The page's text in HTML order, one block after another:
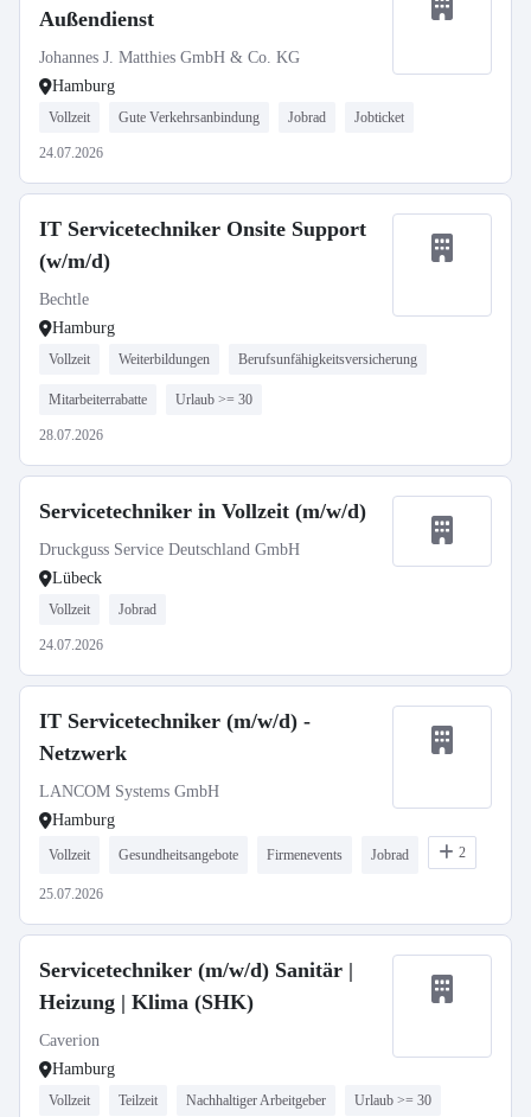
Außendienst
Johannes J. Matthies GmbH & Co. KG
Hamburg
Vollzeit Gute Verkehrsanbindung Jobrad Jobticket
24.07.2026
IT Servicetechniker Onsite Support
(w/m/d)
Bechtle
Hamburg
Vollzeit Weiterbildungen Berufsunfähigkeitsversicherung
Mitarbeiterrabatte Urlaub >= 30
28.07.2026
Servicetechniker in Vollzeit (m/w/d)
Druckguss Service Deutschland GmbH
Lübeck
Vollzeit Jobrad
24.07.2026
IT Servicetechniker (m/w/d) -
Netzwerk
LANCOM Systems GmbH
Hamburg
Vollzeit Gesundheitsangebote Firmenevents Jobrad 2
25.07.2026
Servicetechniker (m/w/d) Sanitär |
Heizung | Klima (SHK)
Caverion
Hamburg
Vollzeit Teilzeit Nachhaltiger Arbeitgeber Urlaub >= 30